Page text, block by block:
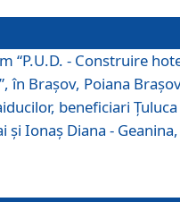
“P.U.D. - Construire
în Braşov, Poiana
beneficiari
şi Ionaş Diana - Geanina,